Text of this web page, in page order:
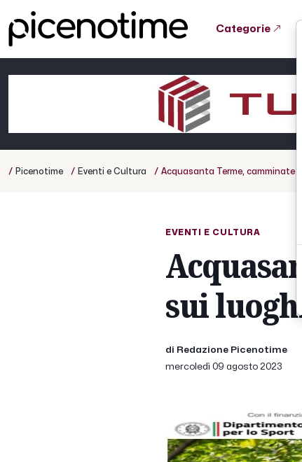
Categorie
/ Picenotime / Eventi e Cultura / Acquasanta Terme, camminate
EVENTI E CULTURA
sui
di Redazione Picenotime
mercoledì 09 agosto 2023